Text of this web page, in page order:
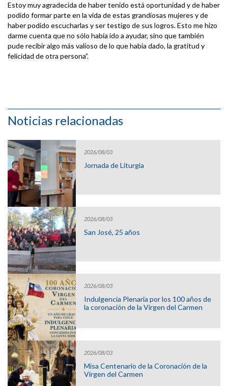
Estoy muy agradecida de haber tenido está oportunidad y de haber
podido formar parte en la vida de estas grandiosas mujeres y de
haber podido escucharlas y ser testigo de sus logros. Esto me hizo
darme cuenta que no sólo había ido a ayudar, sino que también
pude recibir algo más valioso de lo que había dado, la gratitud y
felicidad de otra persona”.
Noticias relacionadas
2026/08/03
Jornada de Liturgia
2026/08/03
San José, 25 años
2026/08/03
Indulgencia Plenaria por los 100 años de
la coronación de la Virgen del Carmen
2026/08/03
Misa Centenario de la Coronación de la
Virgen del Carmen